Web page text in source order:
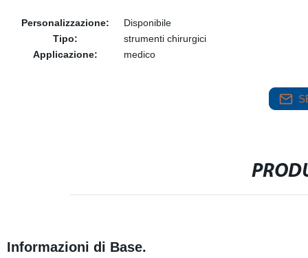
Personalizzazione:
Disponibile
Tipo:
strumenti chirurgici
Applicazione:
medico
Informazioni di Base.